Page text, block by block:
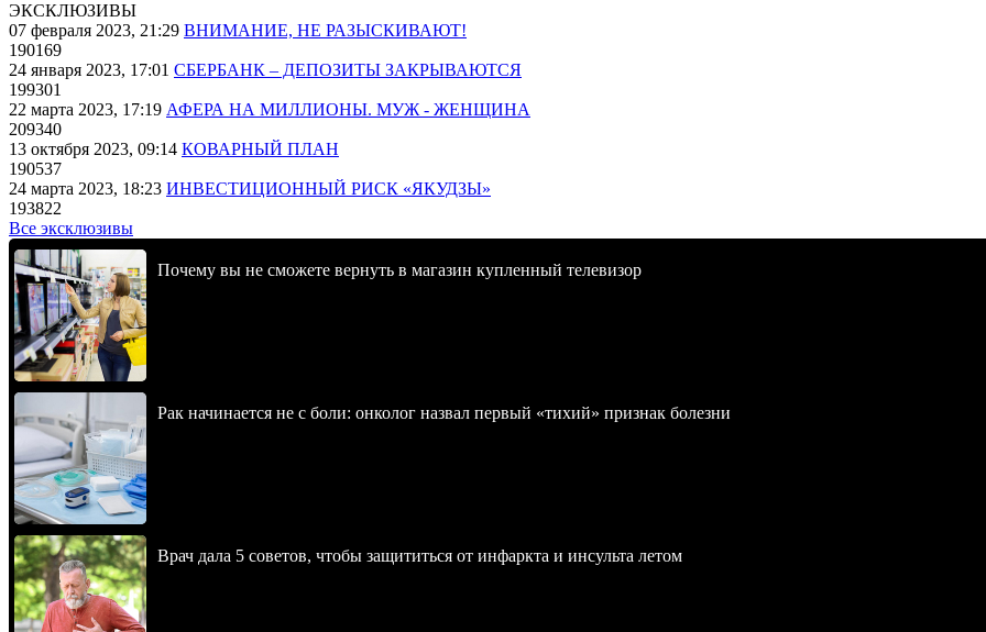
ЭКСКЛЮЗИВЫ
07 февраля 2023, 21:29 ВНИМАНИЕ, НЕ РАЗЫСКИВАЮТ!
190169
24 января 2023, 17:01 СБЕРБАНК – ДЕПОЗИТЫ ЗАКРЫВАЮТСЯ
199301
22 марта 2023, 17:19 АФЕРА НА МИЛЛИОНЫ. МУЖ - ЖЕНЩИНА
209340
13 октября 2023, 09:14 КОВАРНЫЙ ПЛАН
190537
24 марта 2023, 18:23 ИНВЕСТИЦИОННЫЙ РИСК «ЯКУДЗЫ»
193822
Все эксклюзивы
Почему вы не сможете вернуть в магазин купленный телевизор
Рак начинается не с боли: онколог назвал первый «тихий» признак болезни
Врач дала 5 советов, чтобы защититься от инфаркта и инсульта летом